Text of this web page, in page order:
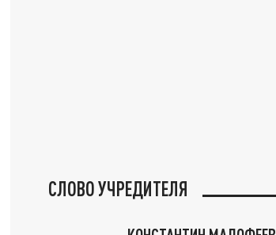
СЛОВО УЧРЕДИТЕЛЯ